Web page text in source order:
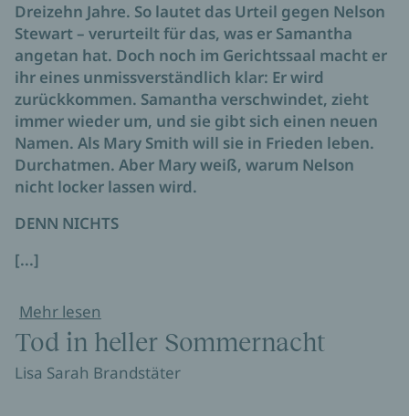
Dreizehn Jahre. So lautet das Urteil gegen Nelson
Stewart – verurteilt für das, was er Samantha
angetan hat. Doch noch im Gerichtssaal macht er
ihr eines unmissverständlich klar: Er wird
zurückkommen. Samantha verschwindet, zieht
immer wieder um, und sie gibt sich einen neuen
Namen. Als Mary Smith will sie in Frieden leben.
Durchatmen. Aber Mary weiß, warum Nelson
nicht locker lassen wird.
DENN NICHTS
[...]
Mehr lesen
Tod in heller Sommernacht
Lisa Sarah Brandstäter